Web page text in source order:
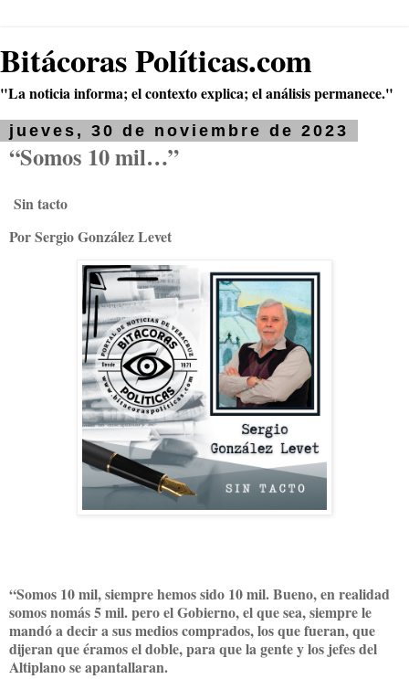
Bitácoras Políticas.com
"La noticia informa; el contexto explica; el análisis permanece."
jueves, 30 de noviembre de 2023
“Somos 10 mil…”
Sin tacto
Por Sergio González Levet
“Somos 10 mil, siempre hemos sido 10 mil. Bueno, en realidad
somos nomás 5 mil. pero el Gobierno, el que sea, siempre le
mandó a decir a sus medios comprados, los que fueran, que
dijeran que éramos el doble, para que la gente y los jefes del
Altiplano se apantallaran.